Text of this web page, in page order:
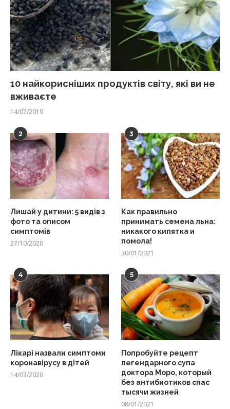
10 найкорисніших продуктів світу, які ви не
вживаєте
14/07/2019
2
Лишай у дитини: 5 видів з
фото та описом
симптомів
27/10/2020
3
Как правильно
принимать семена льна:
никакого кипятка и
помола!
30/01/2021
4
Лікарі назвали симптоми
коронавірусу в дітей
14/03/2020
5
Попробуйте рецепт
легендарного супа
доктора Моро, который
без антибиотиков спас
тысячи жизней
08/01/2021